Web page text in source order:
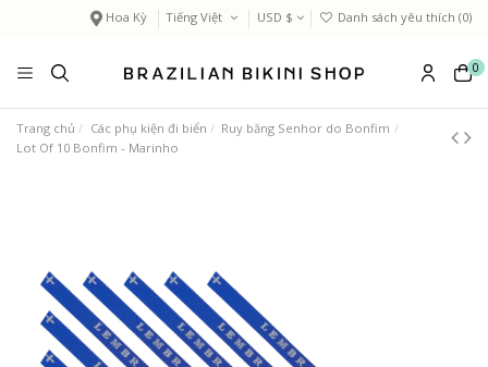
Hoa Kỳ Tiếng Việt USD $ Danh sách yêu thích (0)
0
Trang chủ Các phụ kiện đi biển
Ruy băng Senhor do Bonfim
Lot Of 10 Bonfim - Marinho